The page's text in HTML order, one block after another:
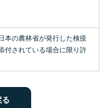
本の農林省が発行した検疫
付されている場合に限り許